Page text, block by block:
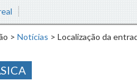
> Notícias > Localização da